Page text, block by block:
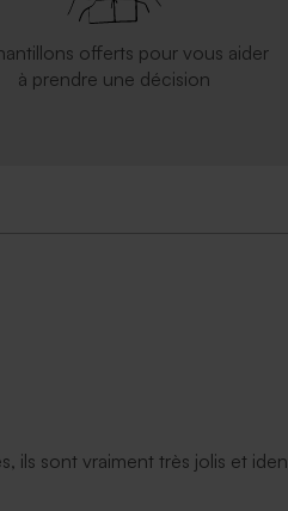
offerts pour vous aider
à prendre une décision
ils sont vraiment très jolis et